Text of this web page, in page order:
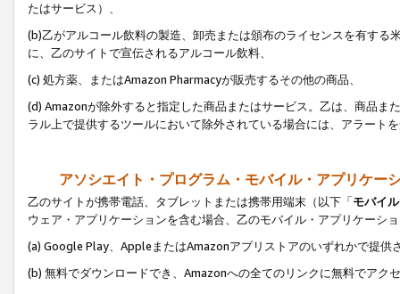
たはサービス）、
(b)乙がアルコール飲料の製造、卸売または頒布のライセンスを有す
に、乙のサイトで宣伝されるアルコール飲料、
(c) 処方薬、またはAmazon Pharmacyが販売するその他の商品、
(d) Amazonが除外すると指定した商品またはサービス。乙は、商品ま
ラル上で提供するツールにおいて除外されている場合には、アラート
アソシエイト・プログラム・モバイル・アプリケー
乙のサイトが携帯電話、タブレットまたは携帯用端末（以下「モバイ
ウェア・アプリケーションを含む場合、乙のモバイル・アプリケーシ
(a) Google Play、AppleまたはAmazonアプリストアのいずれかで提供
(b) 無料でダウンロードでき、Amazonへの全てのリンクに無料でアク